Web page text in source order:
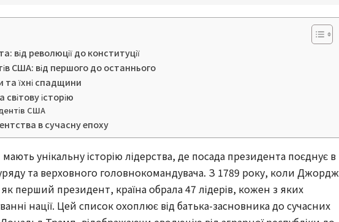
від революції до конституції
США: від першого до останнього
та їхні спадщини
історію
США
в сучасну епоху
унікальну історію лідерства, де посада президента поєднує в
та верховного головнокомандувача. З 1789 року, коли Джордж
перший президент, країна обрала 47 лідерів, кожен з яких
нації. Цей список охоплює від батька-засновника до сучасних